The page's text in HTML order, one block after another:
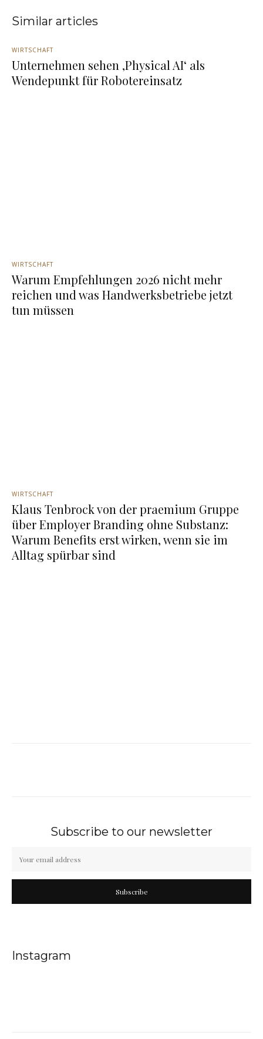
Similar articles
WIRTSCHAFT
Unternehmen sehen ‚Physical AI‘ als
Wendepunkt für Robotereinsatz
WIRTSCHAFT
Warum Empfehlungen 2026 nicht mehr
reichen und was Handwerksbetriebe jetzt
tun müssen
WIRTSCHAFT
Klaus Tenbrock von der praemium Gruppe
über Employer Branding ohne Substanz:
Warum Benefits erst wirken, wenn sie im
Alltag spürbar sind
Subscribe to our newsletter
Subscribe
Instagram